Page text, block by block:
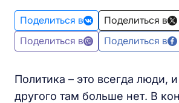
Поделиться в
Поделиться в
Поделиться в
Поделиться в
Политика – это всегда люди,
другого там больше нет. В